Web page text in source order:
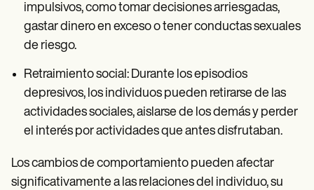
impulsivos, como tomar decisiones arriesgadas,
gastar dinero en exceso o tener conductas sexuales
de riesgo.
Retraimiento social: Durante los episodios
depresivos, los individuos pueden retirarse de las
actividades sociales, aislarse de los demás y perder
el interés por actividades que antes disfrutaban.
Los cambios de comportamiento pueden afectar
significativamente a las relaciones del individuo, su